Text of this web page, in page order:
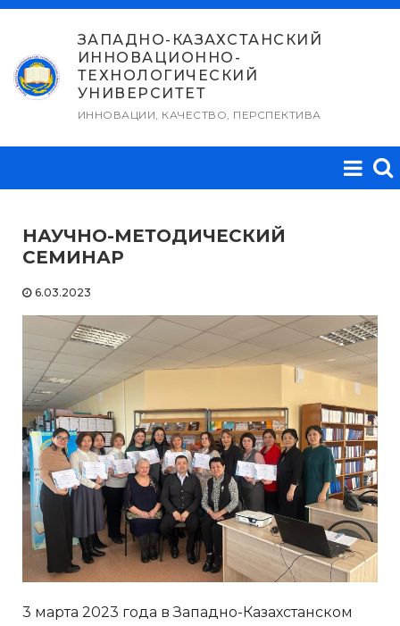
Перейти
содержимому
ЗАПАДНО-КАЗАХСТАНСКИЙ
ИННОВАЦИОННО-
ТЕХНОЛОГИЧЕСКИЙ
УНИВЕРСИТЕТ
ИННОВАЦИИ, КАЧЕСТВО, ПЕРСПЕКТИВА
НАУЧНО-МЕТОДИЧЕСКИЙ
СЕМИНАР
6.03.2023
3 марта 2023 года в Западно-Казахстанском